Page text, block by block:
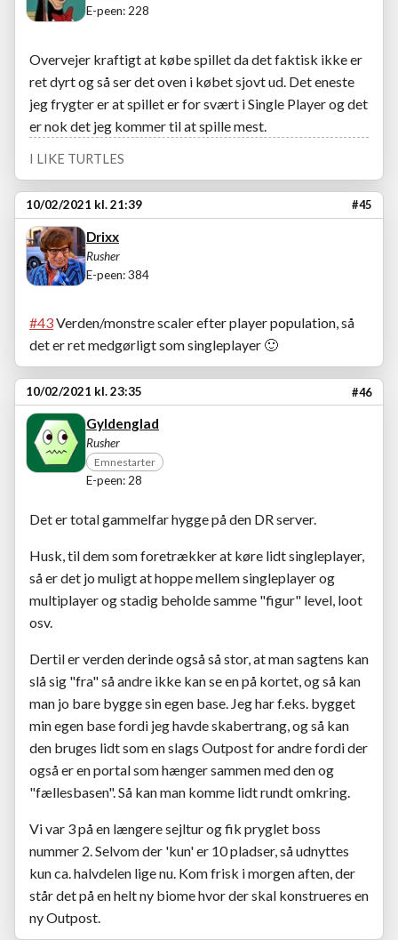
E-peen: 228
Overvejer kraftigt at købe spillet da det faktisk ikke er
ret dyrt og så ser det oven i købet sjovt ud. Det eneste
jeg frygter er at spillet er for svært i Single Player og det
er nok det jeg kommer til at spille mest.
I LIKE TURTLES
10/02/2021 kl. 21:39 #45
Drixx
Rusher
E-peen: 384
#43Verden/monstre scaler efter player population, så
det er ret medgørligt som singleplayer 🙂
10/02/2021 kl. 23:35 #46
Gyldenglad
Rusher
Emnestarter
E-peen: 28
Det er total gammelfar hygge på den DR server.
Husk, til dem som foretrækker at køre lidt singleplayer,
så er det jo muligt at hoppe mellem singleplayer og
multiplayer og stadig beholde samme "figur" level, loot
osv.
Dertil er verden derinde også så stor, at man sagtens kan
slå sig "fra" så andre ikke kan se en på kortet, og så kan
man jo bare bygge sin egen base. Jeg har f.eks. bygget
min egen base fordi jeg havde skabertrang, og så kan
den bruges lidt som en slags Outpost for andre fordi der
også er en portal som hænger sammen med den og
"fællesbasen". Så kan man komme lidt rundt omkring.
Vi var 3 på en længere sejltur og fik pryglet boss
nummer 2. Selvom der 'kun' er 10 pladser, så udnyttes
kun ca. halvdelen lige nu. Kom frisk i morgen aften, der
står det på en helt ny biome hvor der skal konstrueres en
ny Outpost.